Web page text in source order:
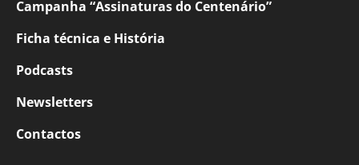
Campanha “Assinaturas do Centenário”
Ficha técnica e História
Podcasts
Newsletters
Contactos